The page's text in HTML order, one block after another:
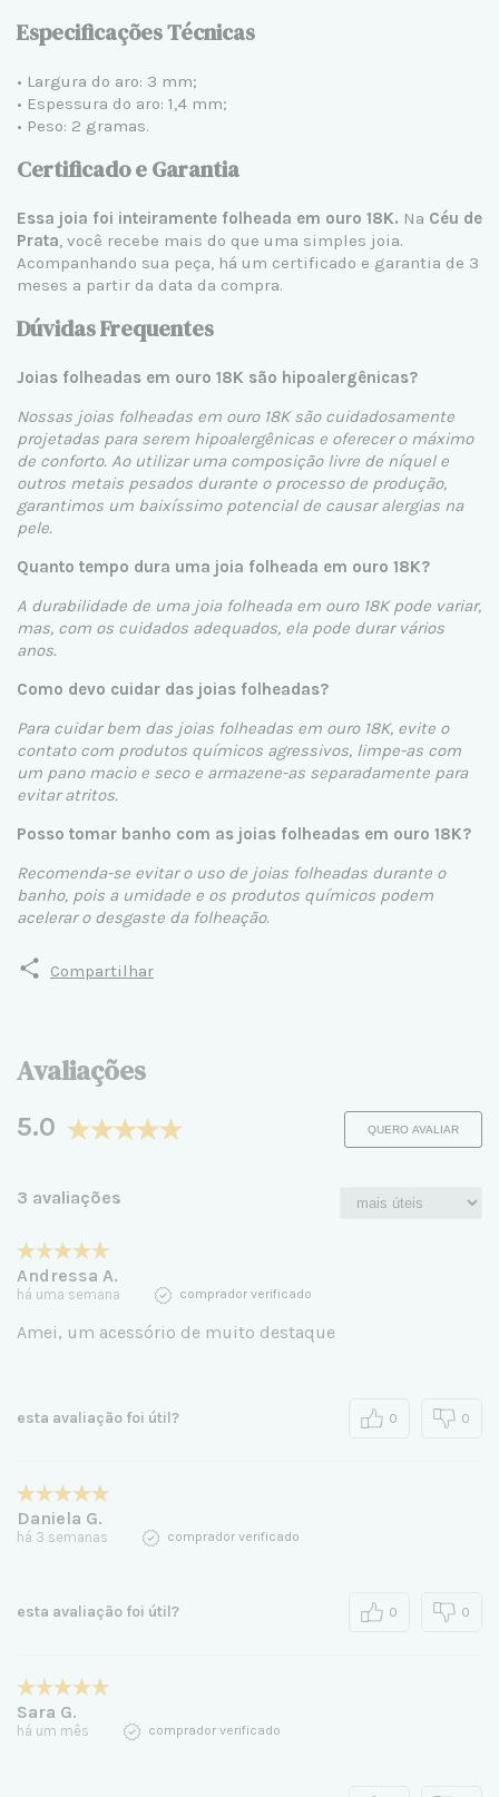
Especificações Técnicas
• Largura do aro: 3 mm;
• Espessura do aro: 1,4 mm;
• Peso: 2 gramas.
Certificado e Garantia
Essa joia foi inteiramente folheada em ouro 18K. Na Céu de
Prata, você recebe mais do que uma simples joia.
Acompanhando sua peça, há um certificado e garantia de 3
meses a partir da data da compra.
Dúvidas Frequentes
Joias folheadas em ouro 18K são hipoalergênicas?
Nossas joias folheadas em ouro 18K são cuidadosamente
projetadas para serem hipoalergênicas e oferecer o máximo
de conforto. Ao utilizar uma composição livre de níquel e
outros metais pesados durante o processo de produção,
garantimos um baixíssimo potencial de causar alergias na
pele.
Quanto tempo dura uma joia folheada em ouro 18K?
A durabilidade de uma joia folheada em ouro 18K pode variar,
mas, com os cuidados adequados, ela pode durar vários
anos.
Como devo cuidar das joias folheadas?
Para cuidar bem das joias folheadas em ouro 18K, evite o
contato com produtos químicos agressivos, limpe-as com
um pano macio e seco e armazene-as separadamente para
evitar atritos.
Posso tomar banho com as joias folheadas em ouro 18K?
Recomenda-se evitar o uso de joias folheadas durante o
banho, pois a umidade e os produtos químicos podem
acelerar o desgaste da folheação.
Compartilhar
Avaliações
5.0 QUERO AVALIAR
3 avaliações
Andressa A.
há uma semana comprador verificado
Amei, um acessório de muito destaque
esta avaliação foi útil? 0 0
Daniela G.
há 3 semanas comprador verificado
esta avaliação foi útil? 0 0
Sara G.
há um mês comprador verificado